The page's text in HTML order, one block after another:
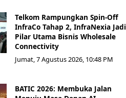
Telkom Rampungkan Spin-Off
InfraCo Tahap 2, InfraNexia Jadi
Pilar Utama Bisnis Wholesale
Connectivity
Jumat, 7 Agustus 2026, 10:48 PM
BATIC 2026: Membuka Jalan